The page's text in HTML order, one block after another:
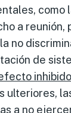
como
a reunión,
no
de
ulteriores,
a no